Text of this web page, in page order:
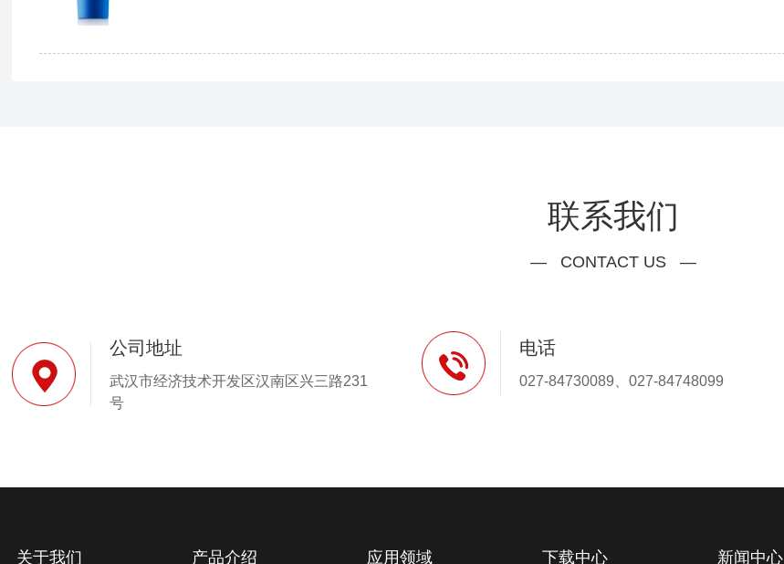
联系我们
— CONTACT US —
公司地址
武汉市经济技术开发区汉南区兴三路231
号
电话
027-84730089、027-84748099
关于我们 产品介绍 应用领域 下载中心 新闻中心